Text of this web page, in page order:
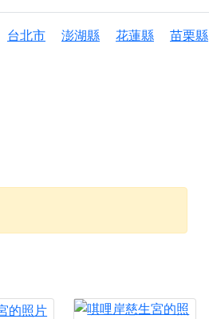
息，也為自身與家人累積福德、種
鎮主法！幫你累積的功德福報自然
，共祈平安吉祥
家平安的殊勝因緣。
的虔誠心意
同向七娘媽祝壽祈福
台北市 澎湖縣 花蓮縣
苗栗縣